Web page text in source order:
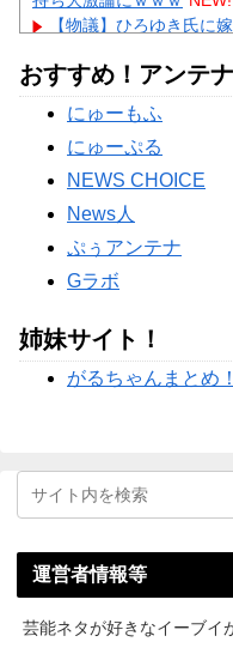
【物議】ひろゆき氏に
【続報】三山凌輝、あ
ル民「自業自得」大合唱
【完全まとめ】旦那へ
アル本音を総整理
Powered by livedoor 相
おすすめ！アンテ
にゅーもふ
にゅーぷる
NEWS CHOICE
News人
ぷぅアンテナ
Gラボ
姉妹サイト！
がるちゃんまとめ！
運営者情報等
芸能ネタが好きなイーブイ